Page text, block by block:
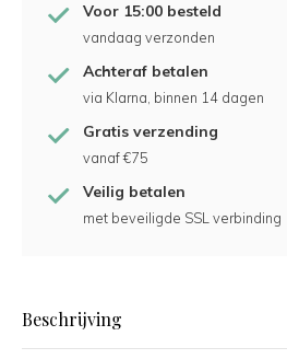
Voor 15:00 besteld
vandaag verzonden
Achteraf betalen
via Klarna, binnen 14 dagen
Gratis verzending
vanaf €75
Veilig betalen
met beveiligde SSL verbinding
Beschrijving